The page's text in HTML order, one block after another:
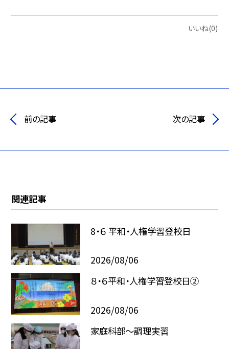
いいね(0)
前の記事 次の記事
関連記事
8・６ 平和・人権学習登校日
2026/08/06
８・６平和・人権学習登校日②
2026/08/06
家庭科部～調理実習